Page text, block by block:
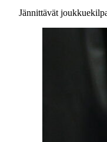
Jännittävät